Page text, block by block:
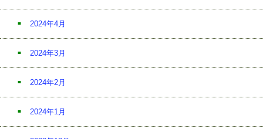
2024年4月
2024年3月
2024年2月
2024年1月